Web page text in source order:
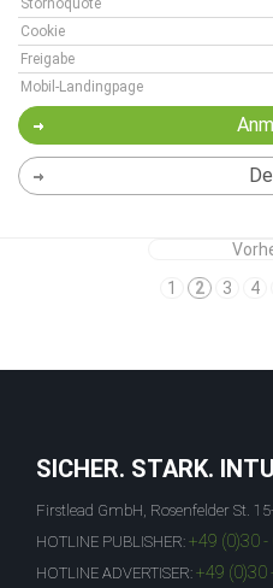
Stornoquote
Cookie
Freigabe
Mobil-Landingpage
1
2 3 4
SICHER. STARK.
Firstlead GmbH, Rosenfelder St.
HOTLINE PUBLISHER: +49 (0)30
HOTLINE ADVERTISER: +49 (0)30